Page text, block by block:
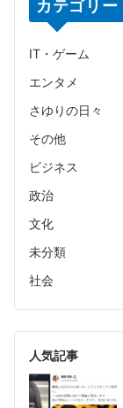
カテゴリー
IT・ゲーム
エンタメ
さゆりの日々
その他
ビジネス
政治
文化
未分類
社会
人気記事